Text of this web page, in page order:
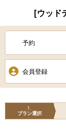
[ウッド
予約
会員登録
1
プラン選択